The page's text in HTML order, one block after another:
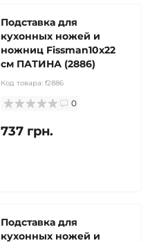
Подставка для
кухонных ножей и
ножниц Fissman10x22
см ПАТИНА (2886)
Код товара: f2886
0
737 грн.
Подставка для
кухонных ножей и